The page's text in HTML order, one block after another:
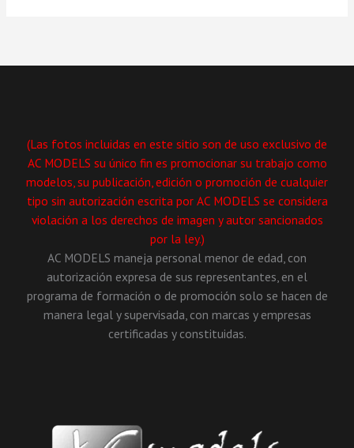
(Las fotos incluidas en este sitio son de uso exclusivo de
AC MODELS su único fin es promocionar su trabajo como
modelos, su publicación, edición o promoción de cualquier
tipo sin autorización escrita por AC MODELS se considera
violación a los derechos de imagen y autor sancionados
por la ley.)
AC MODELS maneja personal menor de edad, con
autorización expresa de sus representantes, en el
programa de formación o de promoción solo se hacen de
manera legal y supervisada, con marcas y empresas
certificadas y constituidas.